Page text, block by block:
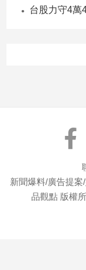
子/
科
新聞爆料/廣告提
品觀點 版權